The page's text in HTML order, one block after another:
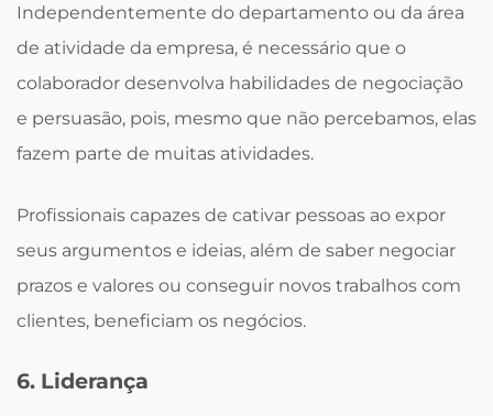
Independentemente do departamento ou da área
de atividade da empresa, é necessário que o
colaborador desenvolva habilidades de negociação
e persuasão, pois, mesmo que não percebamos, elas
fazem parte de muitas atividades.
Profissionais capazes de cativar pessoas ao expor
seus argumentos e ideias, além de saber negociar
prazos e valores ou conseguir novos trabalhos com
clientes, beneficiam os negócios.
6. Liderança